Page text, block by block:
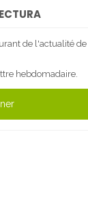
de l'actualité de
hebdomadaire.